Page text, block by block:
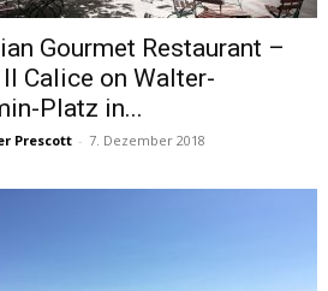
Gourmet Restaurant –
Calice on Walter-
Platz in...
Prescott - 7. Dezember 2018